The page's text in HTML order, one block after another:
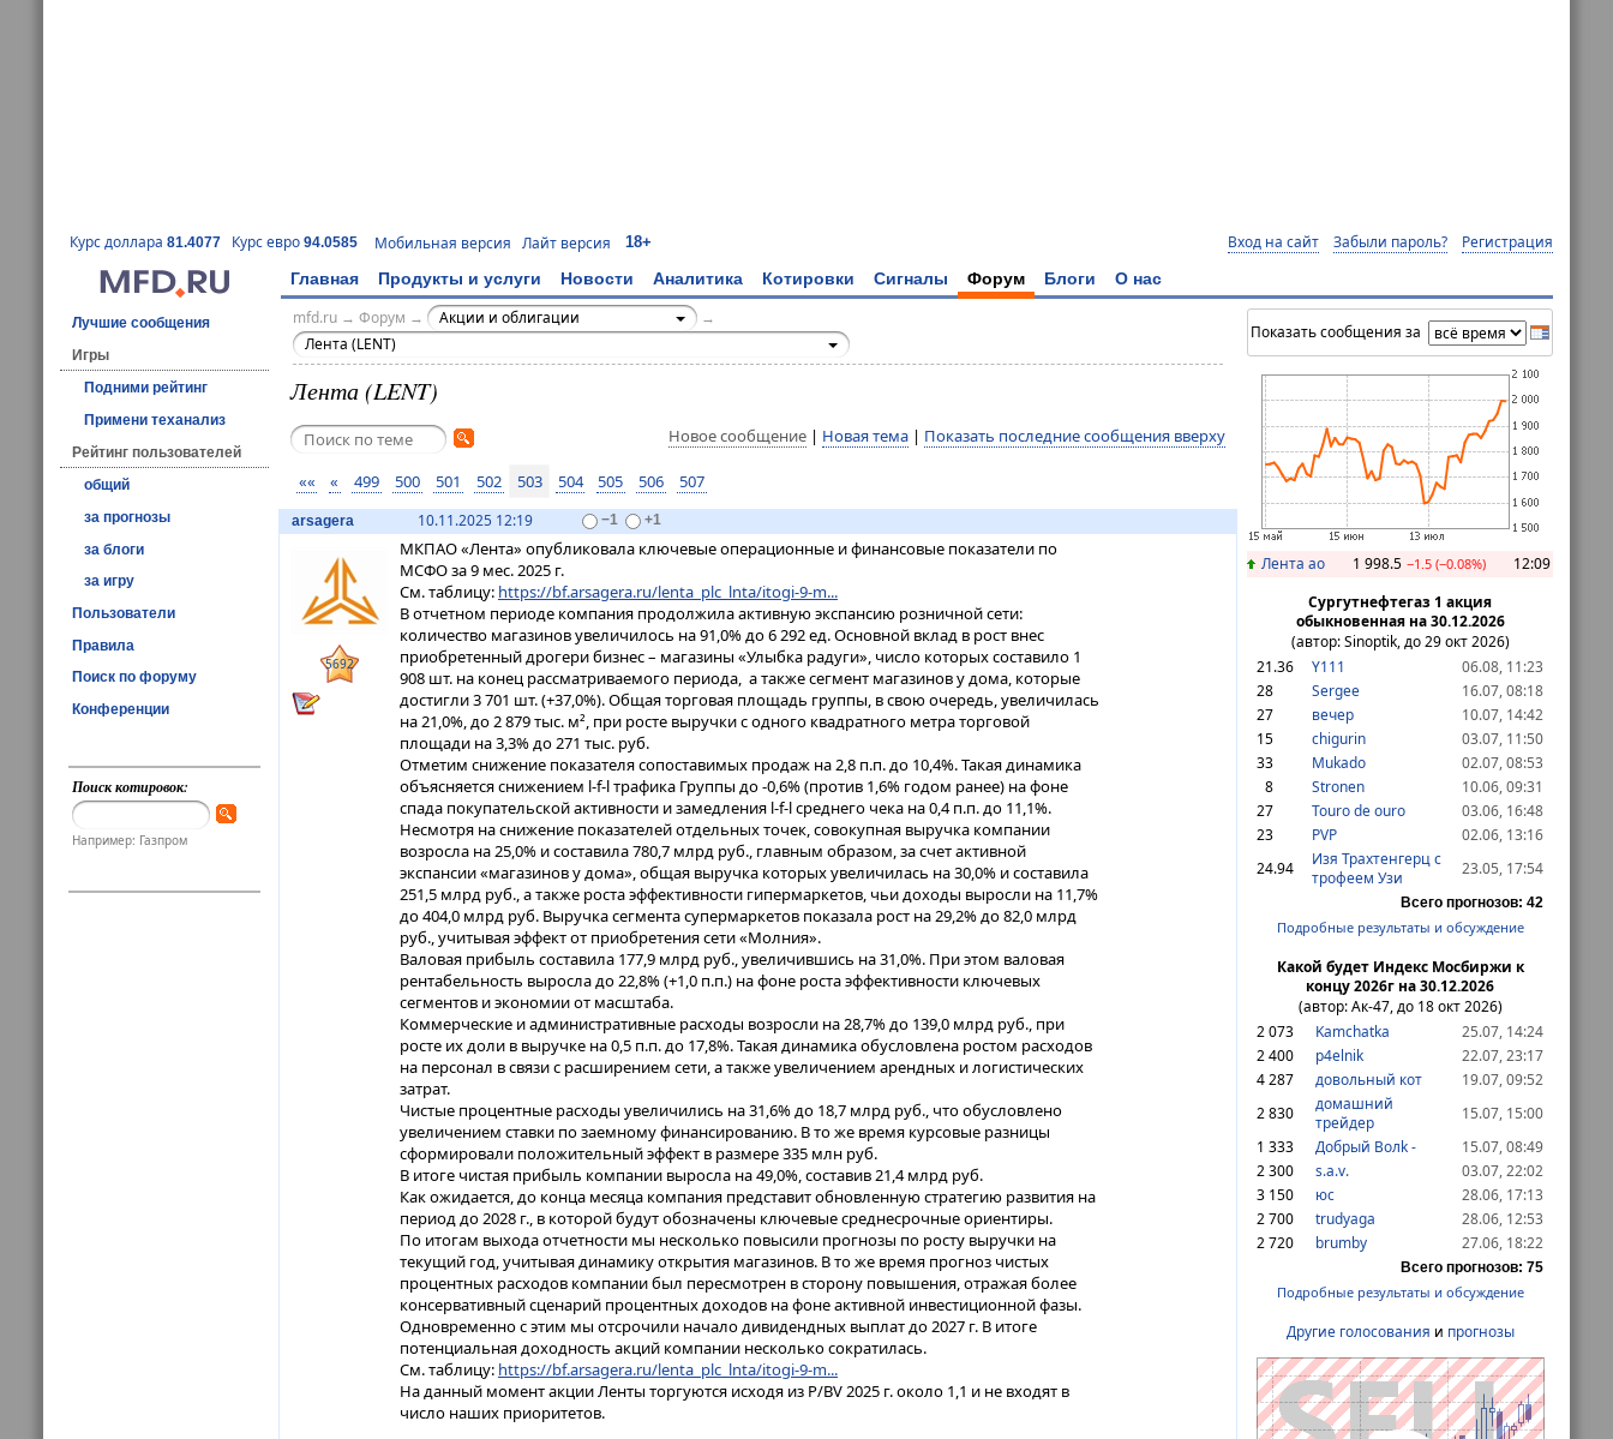
Курс доллара 81.4077 Курс евро 94.0585 Мобильная версия Лайт версия 18+ Вход на сайт Забыли пароль? Регистрация
Главная Продукты и услуги Новости Аналитика Котировки Сигналы Форум Блоги О нас
Лучшие сообщения
Игры
Подними рейтинг
Примени теханализ
Рейтинг пользователей
общий
за прогнозы
за блоги
за игру
Пользователи
Правила
Поиск по форуму
Конференции
Поиск котировок:
Например: Газпром
mfd.ru→ Форум → Акции и облигации
→
Лента (LENT)
Лента (LENT)
Новое сообщение| Новая тема| Показать последние сообщения вверху
«« « 499 500 501 502 503 504 505 506 507
arsagera 10.11.2025 12:19 −1 +1
5692
МКПАО «Лента» опубликовала ключевые операционные и финансовые показатели по
МСФО за 9 мес. 2025 г.
См. таблицу: https://bf.arsagera.ru/lenta_plc_lnta/itogi-9-m...
В отчетном периоде компания продолжила активную экспансию розничной сети:
количество магазинов увеличилось на 91,0% до 6 292 ед. Основной вклад в рост внес
приобретенный дрогери бизнес – магазины «Улыбка радуги», число которых составило 1
908 шт. на конец рассматриваемого периода, а также сегмент магазинов у дома, которые
достигли 3 701 шт. (+37,0%). Общая торговая площадь группы, в свою очередь, увеличилась
на 21,0%, до 2 879 тыс. м², при росте выручки с одного квадратного метра торговой
площади на 3,3% до 271 тыс. руб.
Отметим снижение показателя сопоставимых продаж на 2,8 п.п. до 10,4%. Такая динамика
объясняется снижением l-f-l трафика Группы до -0,6% (против 1,6% годом ранее) на фоне
спада покупательской активности и замедления l-f-l среднего чека на 0,4 п.п. до 11,1%.
Несмотря на снижение показателей отдельных точек, совокупная выручка компании
возросла на 25,0% и составила 780,7 млрд руб., главным образом, за счет активной
экспансии «магазинов у дома», общая выручка которых увеличилась на 30,0% и составила
251,5 млрд руб., а также роста эффективности гипермаркетов, чьи доходы выросли на 11,7%
до 404,0 млрд руб. Выручка сегмента супермаркетов показала рост на 29,2% до 82,0 млрд
руб., учитывая эффект от приобретения сети «Молния».
Валовая прибыль составила 177,9 млрд руб., увеличившись на 31,0%. При этом валовая
рентабельность выросла до 22,8% (+1,0 п.п.) на фоне роста эффективности ключевых
сегментов и экономии от масштаба.
Коммерческие и административные расходы возросли на 28,7% до 139,0 млрд руб., при
росте их доли в выручке на 0,5 п.п. до 17,8%. Такая динамика обусловлена ростом расходов
на персонал в связи с расширением сети, а также увеличением арендных и логистических
затрат.
Чистые процентные расходы увеличились на 31,6% до 18,7 млрд руб., что обусловлено
увеличением ставки по заемному финансированию. В то же время курсовые разницы
сформировали положительный эффект в размере 335 млн руб.
В итоге чистая прибыль компании выросла на 49,0%, составив 21,4 млрд руб.
Как ожидается, до конца месяца компания представит обновленную стратегию развития на
период до 2028 г., в которой будут обозначены ключевые среднесрочные ориентиры.
По итогам выхода отчетности мы несколько повысили прогнозы по росту выручки на
текущий год, учитывая динамику открытия магазинов. В то же время прогноз чистых
процентных расходов компании был пересмотрен в сторону повышения, отражая более
консервативный сценарий процентных доходов на фоне активной инвестиционной фазы.
Одновременно с этим мы отсрочили начало дивидендных выплат до 2027 г. В итоге
потенциальная доходность акций компании несколько сократилась.
См. таблицу: https://bf.arsagera.ru/lenta_plc_lnta/itogi-9-m...
На данный момент акции Ленты торгуются исходя из P/BV 2025 г. около 1,1 и не входят в
число наших приоритетов.
Показать сообщения за
Лента ао 1 998.5 −1.5 (−0.08%)
12:09
Сургутнефтегаз 1 акция
обыкновенная на 30.12.2026
(автор: Sinoptik, до 29 окт 2026)
21.36 Y111
06.08, 11:23
28
Sergee
16.07, 08:18
27
вечер
10.07, 14:42
15
chigurin
03.07, 11:50
33
Mukado
02.07, 08:53
8
Stronen
10.06, 09:31
27
Touro de ouro
03.06, 16:48
23
PVP
02.06, 13:16
24.94
Изя Трахтенгерц с
трофеем Узи
23.05, 17:54
Всего прогнозов: 42
Подробные результаты и обсуждение
Какой будет Индекс Мосбиржи к
концу 2026г на 30.12.2026
(автор: Ак-47, до 18 окт 2026)
2 073
Kamchatka
25.07, 14:24
2 400
p4elnik
22.07, 23:17
4 287
довольный кот
19.07, 09:52
2 830
домашний
трейдер
15.07, 15:00
1 333
Дoбрый Волk -
15.07, 08:49
2 300
s.a.v.
03.07, 22:02
3 150
юс
28.06, 17:13
2 700
trudyaga
28.06, 12:53
2 720
brumby 27.06, 18:22
Всего прогнозов: 75
Подробные результаты и обсуждение
Другие голосования и прогнозы